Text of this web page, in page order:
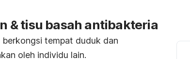
& tisu basah antibakteria
tempat duduk dan
oleh individu lain.